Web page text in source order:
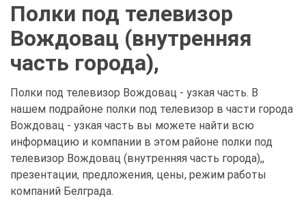
Полки под телевизор
Вождовац (внутренняя
часть города),
Полки под телевизор Вождовац - узкая часть. В
нашем подрайоне полки под телевизор в части города
Вождовац - узкая часть вы можете найти всю
информацию и компании в этом районе полки под
телевизор Вождовац (внутренняя часть города),,
презентации, предложения, цены, режим работы
компаний Белграда.